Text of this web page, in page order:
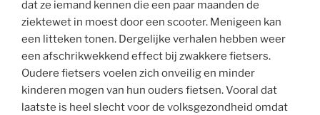
dat ze iemand kennen die een paar maanden de
ziektewet in moest door een scooter. Menigeen kan
een litteken tonen. Dergelijke verhalen hebben weer
een afschrikwekkend effect bij zwakkere fietsers.
Oudere fietsers voelen zich onveilig en minder
kinderen mogen van hun ouders fietsen. Vooral dat
laatste is heel slecht voor de volksgezondheid omdat